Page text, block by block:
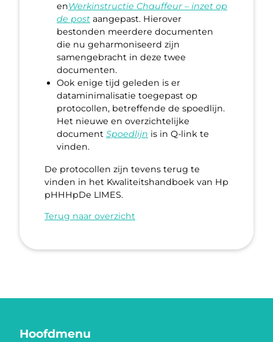
enWerkinstructie Chauffeur – inzet op
de post aangepast. Hierover
bestonden meerdere documenten
die nu geharmoniseerd zijn
samengebracht in deze twee
documenten.
Ook enige tijd geleden is er
dataminimalisatie toegepast op
protocollen, betreffende de spoedlijn.
Het nieuwe en overzichtelijke
document Spoedlijn is in Q-link te
vinden.
De protocollen zijn tevens terug te
vinden in het Kwaliteitshandboek van Hp
pHHHpDe LIMES.
Terug naar overzicht
Hoofdmenu